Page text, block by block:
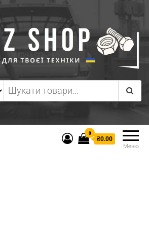
Меню
0
₴0.00